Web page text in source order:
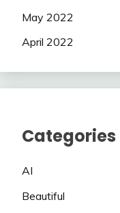
May 2022
April 2022
Categories
AI
Beautiful